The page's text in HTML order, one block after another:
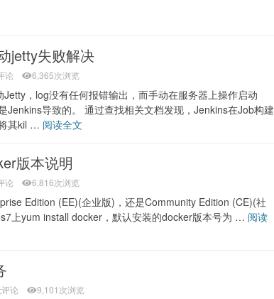
jetty失败解决
论 6,365次浏览
，log没有任何报错输出，而手动在服务器上操作启动
Jenkins导致的。 通过查找相关文档发现，Jenkins在Job构建
其kil … 阅读全文
版本说明
论 6,816次浏览
Edition (EE)(企业版)，还是Community Edition (CE)(社
上yum install docker，默认安装的docker版本号为 … 阅读
论 9,101次浏览